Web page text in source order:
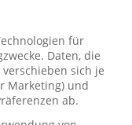
für
Daten, die
sich je
Marketing) und
ab.